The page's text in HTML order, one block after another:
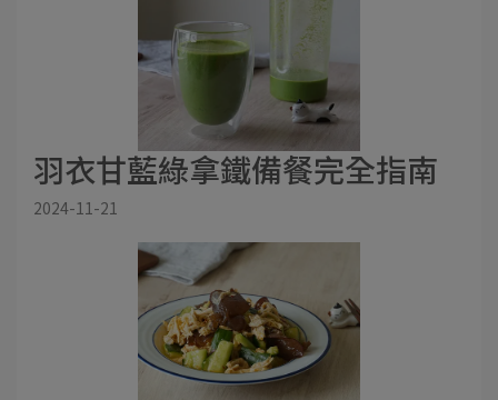
羽衣甘藍綠拿鐵備餐完全指南
2024-11-21